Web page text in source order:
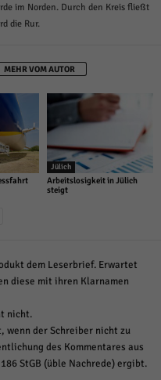
im Norden. Durch den Kreis fließt
die Rur.
MEHR VOM AUTOR
Jülich
Arbeitslosigkeit in Jülich
steigt
dem Leserbrief. Erwartet
diese mit ihren Klarnamen
nicht.
wenn der Schreiber nicht zu
des Kommentares aus
StGB (üble Nachrede) ergibt.